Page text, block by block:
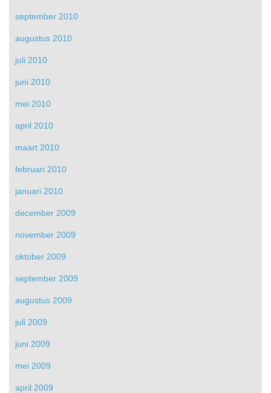
september 2010
augustus 2010
juli 2010
juni 2010
mei 2010
april 2010
maart 2010
februari 2010
januari 2010
december 2009
november 2009
oktober 2009
september 2009
augustus 2009
juli 2009
juni 2009
mei 2009
april 2009